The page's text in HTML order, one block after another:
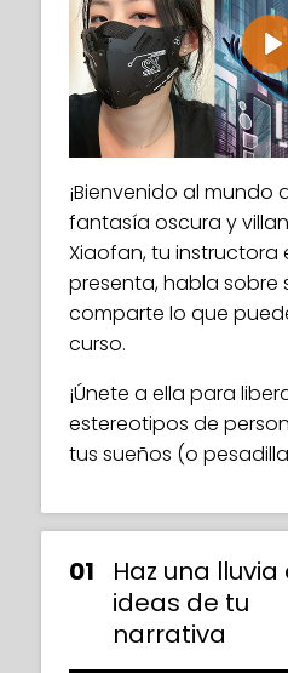
¡Bienvenido al mundo
fantasía oscura y
Xiaofan, tu instructora
presenta, habla sobre
comparte lo que
curso.
¡Únete a ella para
estereotipos de
tus sueños (o
01
Haz una lluvia
ideas de tu
narrativa